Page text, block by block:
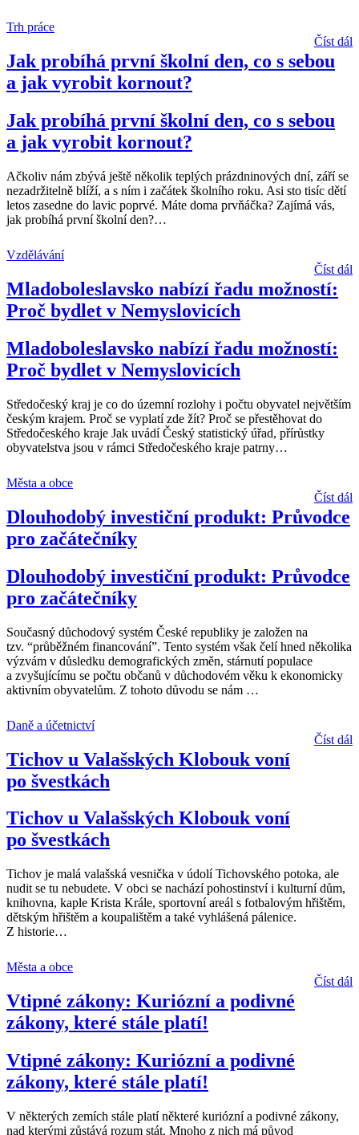
Trh práce
Číst dál
Jak probíhá první školní den, co s sebou
a jak vyrobit kornout?
Jak probíhá první školní den, co s sebou
a jak vyrobit kornout?
Ačkoliv nám zbývá ještě několik teplých prázdninových dní, září se
nezadržitelně blíží, a s ním i začátek školního roku. Asi sto tisíc dětí
letos zasedne do lavic poprvé. Máte doma prvňáčka? Zajímá vás,
jak probíhá první školní den?…
Vzdělávání
Číst dál
Mladoboleslavsko nabízí řadu možností:
Proč bydlet v Nemyslovicích
Mladoboleslavsko nabízí řadu možností:
Proč bydlet v Nemyslovicích
Středočeský kraj je co do územní rozlohy i počtu obyvatel největším
českým krajem. Proč se vyplatí zde žít? Proč se přestěhovat do
Středočeského kraje Jak uvádí Český statistický úřad, přírůstky
obyvatelstva jsou v rámci Středočeského kraje patrny…
Města a obce
Číst dál
Dlouhodobý investiční produkt: Průvodce
pro začátečníky
Dlouhodobý investiční produkt: Průvodce
pro začátečníky
Současný důchodový systém České republiky je založen na
tzv. “průběžném financování”. Tento systém však čelí hned několika
výzvám v důsledku demografických změn, stárnutí populace
a zvyšujícímu se počtu občanů v důchodovém věku k ekonomicky
aktivním obyvatelům. Z tohoto důvodu se nám …
Daně a účetnictví
Číst dál
Tichov u Valašských Klobouk voní
po švestkách
Tichov u Valašských Klobouk voní
po švestkách
Tichov je malá valašská vesnička v údolí Tichovského potoka, ale
nudit se tu nebudete. V obci se nachází pohostinství i kulturní dům,
knihovna, kaple Krista Krále, sportovní areál s fotbalovým hřištěm,
dětským hřištěm a koupalištěm a také vyhlášená pálenice.
Z historie…
Města a obce
Číst dál
Vtipné zákony: Kuriózní a podivné
zákony, které stále platí!
Vtipné zákony: Kuriózní a podivné
zákony, které stále platí!
V některých zemích stále platí některé kuriózní a podivné zákony,
nad kterými zůstává rozum stát. Mnoho z nich má původ